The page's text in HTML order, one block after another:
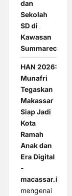
dan
Sekolah
SD di
Kawasan
Summarecon
HAN 2026:
Munafri
Tegaskan
Makassar
Siap Jadi
Kota
Ramah
Anak dan
Era Digital
-
macassar.id
mengenai